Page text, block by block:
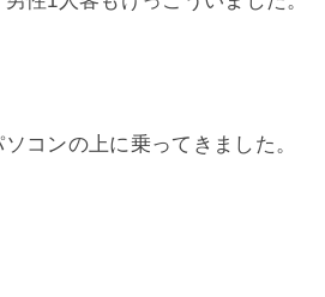
コンの上に乗ってきました。